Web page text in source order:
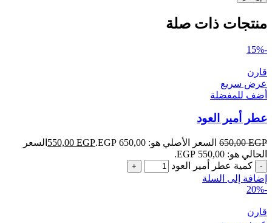
منتجات ذات صلة
-15%
قارن
عرض سريع
أضف للمفضلة
عطر أمير العود
650,00EGP السعر الأصلي هو: 650,00 EGP. 550,00 EGP
السعر
الحالي هو: 550,00 EGP.
كمية عطر أمير العود
إضافة إلى السلة
-20%
قارن